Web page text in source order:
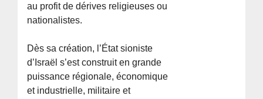
au profit de dérives religieuses ou
nationalistes.
Dès sa création, l’État sioniste
d’Israël s’est construit en grande
puissance régionale, économique
et industrielle, militaire et